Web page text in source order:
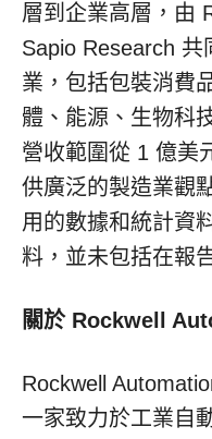
層到企業高層，由
Sapio Research
業，包括包裝消費
體、能源、生物科
營收範圍從 1 億美
供廣泛的製造業觀
用的數據和統計資
料，並未包括在報
關於Rockwell
Rockwell
一家致力於工業自